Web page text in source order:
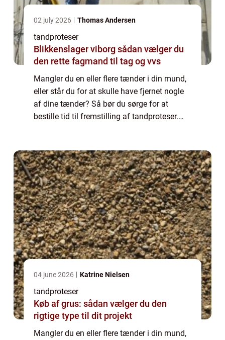
02 july 2026 Thomas Andersen
tandproteser
Blikkenslager viborg sådan vælger du
den rette fagmand til tag og vvs
Mangler du en eller flere tænder i din mund,
eller står du for at skulle have fjernet nogle
af dine tænder? Så bør du sørge for at
bestille tid til fremstilling af tandproteser.
04 june 2026 Katrine Nielsen
tandproteser
Køb af grus: sådan vælger du den
rigtige type til dit projekt
Mangler du en eller flere tænder i din mund,